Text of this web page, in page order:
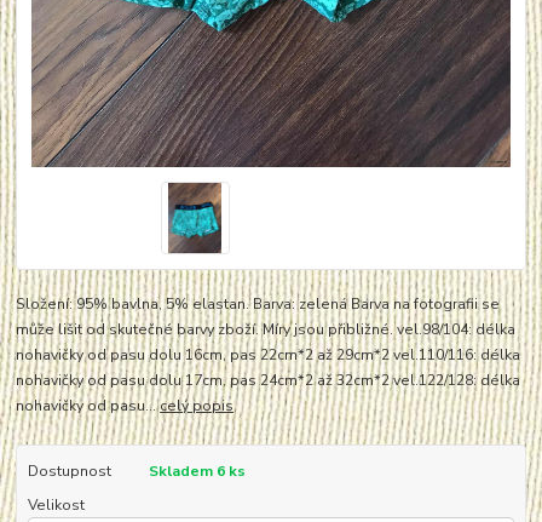
Složení: 95% bavlna, 5% elastan. Barva: zelená Barva na fotografii se
může lišit od skutečné barvy zboží. Míry jsou přibližné. vel.98/104: délka
nohavičky od pasu dolu 16cm, pas 22cm*2 až 29cm*2 vel.110/116: délka
nohavičky od pasu dolu 17cm, pas 24cm*2 až 32cm*2 vel.122/128: délka
nohavičky od pasu...celý popis
Dostupnost
Skladem 6 ks
Velikost